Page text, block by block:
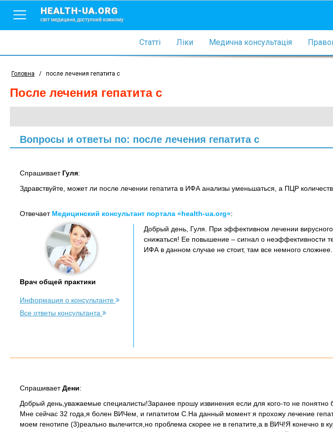
HEALTH-UA.ORG
світ медицини, доступний кожному
Статті Ліки Медична консультація
Головна / после лечения гепатита с
после лечения гепатита с
Вопросы и ответы по: после лечения гепатита с
Спрашивает Гуля:
Здравствуйте, может ли после лечении гепатита в ИФА анализы уменьшаться, а ПЦР
Отвечает Медицинский консультант портала «health-ua.org»:
Врач общей практики
Информация о консультанте
Все ответы консультанта
Добрый день, Гуля. При эффективном лечении
снижаться! Ее повышение – сигнал о неэффективности
ИФА в данном случае не стоит, там все немного
СпрашиваетДени:
Добрый день,уважаемые специалисты!Заранее прошу извинения если для кого-то не
Мне сейчас 32 года,я болен ВИЧем, и гипатитом С.На данный момент я прохожу лечение
моем генотипе (3)реально вылечится,но проблема скорее не в гепатите,а в ВИЧ!Я конечно в